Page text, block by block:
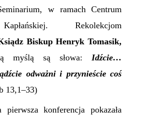
w ramach Centrum
Rekolekcjom
Biskup Henryk Tomasik,
myślą są słowa:Idźcie…
odważni i przynieście coś
13,1–33)
pierwsza konferencja pokazała